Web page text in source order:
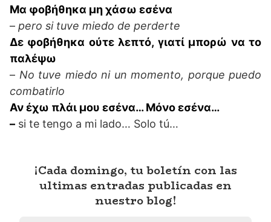
Μα φοβήθηκα μη χάσω εσένα
– pero si tuve miedo de perderte
Δε φοβήθηκα ούτε λεπτό, γιατί μπορώ να το
παλέψω
– No tuve miedo ni un momento, porque puedo
combatirlo
Αν έχω πλάι μου εσένα… Μόνο εσένα…
– si te tengo a mi lado… Solo tú…
¡Cada domingo, tu boletín con las
ultimas entradas publicadas en
nuestro blog!